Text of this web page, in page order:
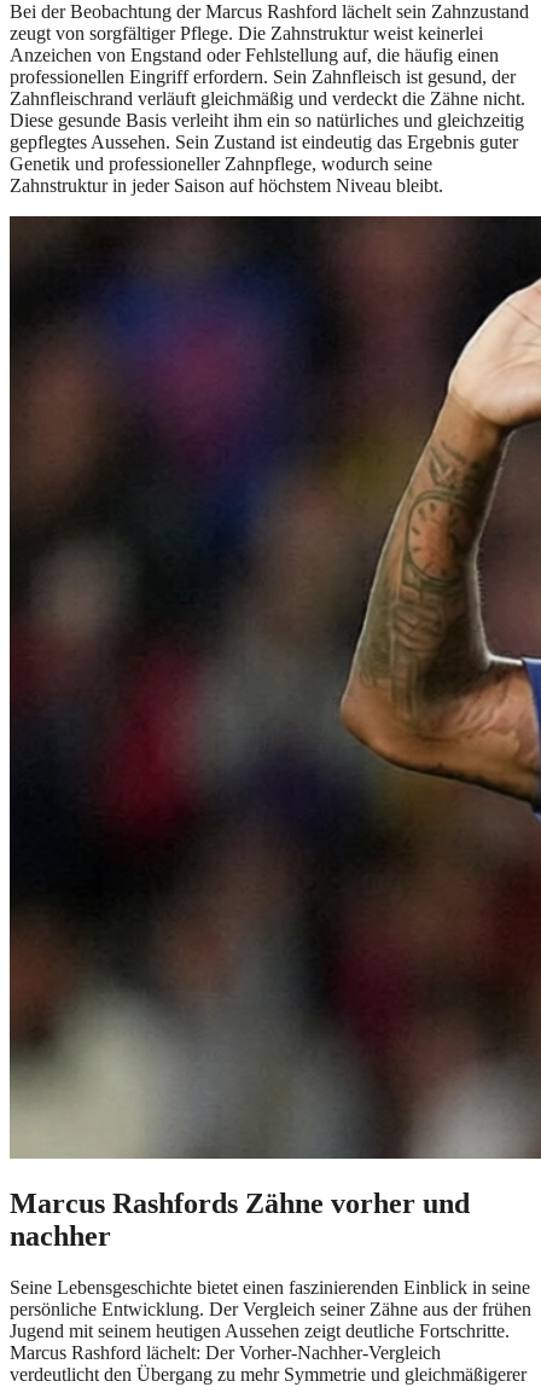
Bei der Beobachtung der Marcus Rashford lächelt sein Zahnzustand
zeugt von sorgfältiger Pflege. Die Zahnstruktur weist keinerlei
Anzeichen von Engstand oder Fehlstellung auf, die häufig einen
professionellen Eingriff erfordern. Sein Zahnfleisch ist gesund, der
Zahnfleischrand verläuft gleichmäßig und verdeckt die Zähne nicht.
Diese gesunde Basis verleiht ihm ein so natürliches und gleichzeitig
gepflegtes Aussehen. Sein Zustand ist eindeutig das Ergebnis guter
Genetik und professioneller Zahnpflege, wodurch seine
Zahnstruktur in jeder Saison auf höchstem Niveau bleibt.
Marcus Rashfords Zähne vorher und
nachher
Seine Lebensgeschichte bietet einen faszinierenden Einblick in seine
persönliche Entwicklung. Der Vergleich seiner Zähne aus der frühen
Jugend mit seinem heutigen Aussehen zeigt deutliche Fortschritte.
Marcus Rashford lächelt: Der Vorher-Nachher-Vergleich
verdeutlicht den Übergang zu mehr Symmetrie und gleichmäßigerer